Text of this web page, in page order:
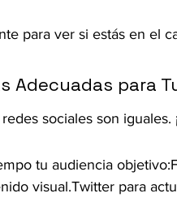
para ver si estás en el
Adecuadas para
sociales son iguales.
tu audiencia
visual.Twitter para